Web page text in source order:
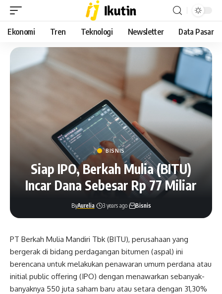
Ekonomi Tren Teknologi Newsletter Data Pasar
BISNIS
Siap IPO, Berkah Mulia (BITU)
Incar Dana Sebesar Rp 77 Miliar
ByAurelia 3 years ago Bisnis
PT Berkah Mulia Mandiri Tbk (BITU), perusahaan yang
bergerak di bidang perdagangan bitumen (aspal) ini
berencana untuk melakukan penawaran umum perdana atau
initial public offering (IPO) dengan menawarkan sebanyak-
banyaknya 550 juta saham baru atau setara dengan 31,30%